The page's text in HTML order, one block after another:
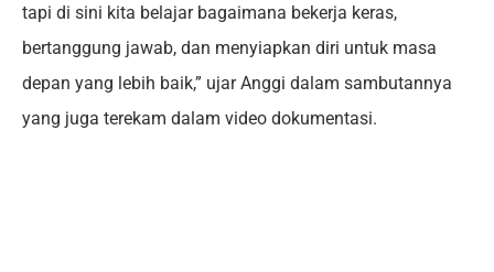
tapi di sini kita belajar bagaimana bekerja keras,
bertanggung jawab, dan menyiapkan diri untuk masa
depan yang lebih baik,” ujar Anggi dalam sambutannya
yang juga terekam dalam video dokumentasi.